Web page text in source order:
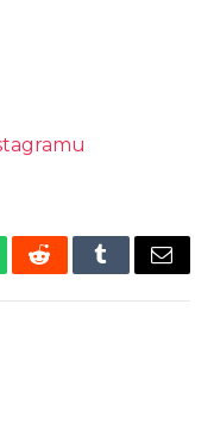
RedditTumblrEmail